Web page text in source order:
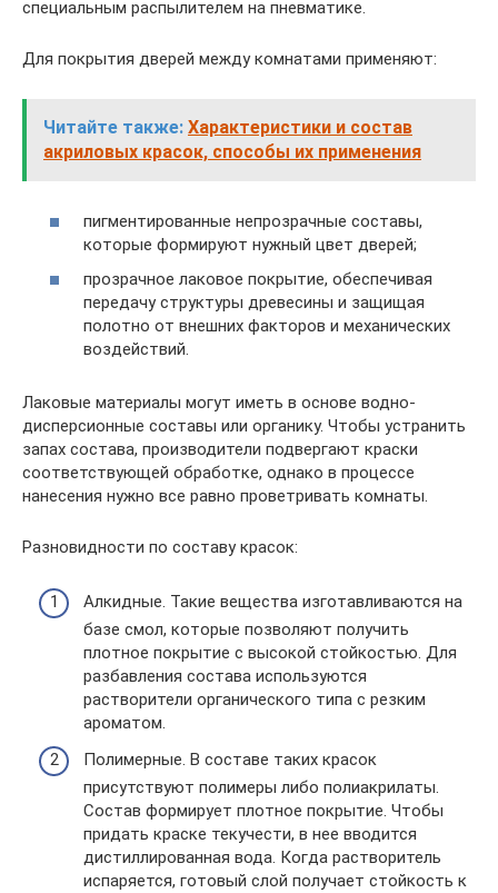
специальным распылителем на пневматике.
Для покрытия дверей между комнатами применяют:
Читайте также: Характеристики и состав
акриловых красок, способы их применения
пигментированные непрозрачные составы,
которые формируют нужный цвет дверей;
прозрачное лаковое покрытие, обеспечивая
передачу структуры древесины и защищая
полотно от внешних факторов и механических
воздействий.
Лаковые материалы могут иметь в основе водно-
дисперсионные составы или органику. Чтобы устранить
запах состава, производители подвергают краски
соответствующей обработке, однако в процессе
нанесения нужно все равно проветривать комнаты.
Разновидности по составу красок:
Алкидные. Такие вещества изготавливаются на
базе смол, которые позволяют получить
плотное покрытие с высокой стойкостью. Для
разбавления состава используются
растворители органического типа с резким
ароматом.
Полимерные. В составе таких красок
присутствуют полимеры либо полиакрилаты.
Состав формирует плотное покрытие. Чтобы
придать краске текучести, в нее вводится
дистиллированная вода. Когда растворитель
испаряется, готовый слой получает стойкость к